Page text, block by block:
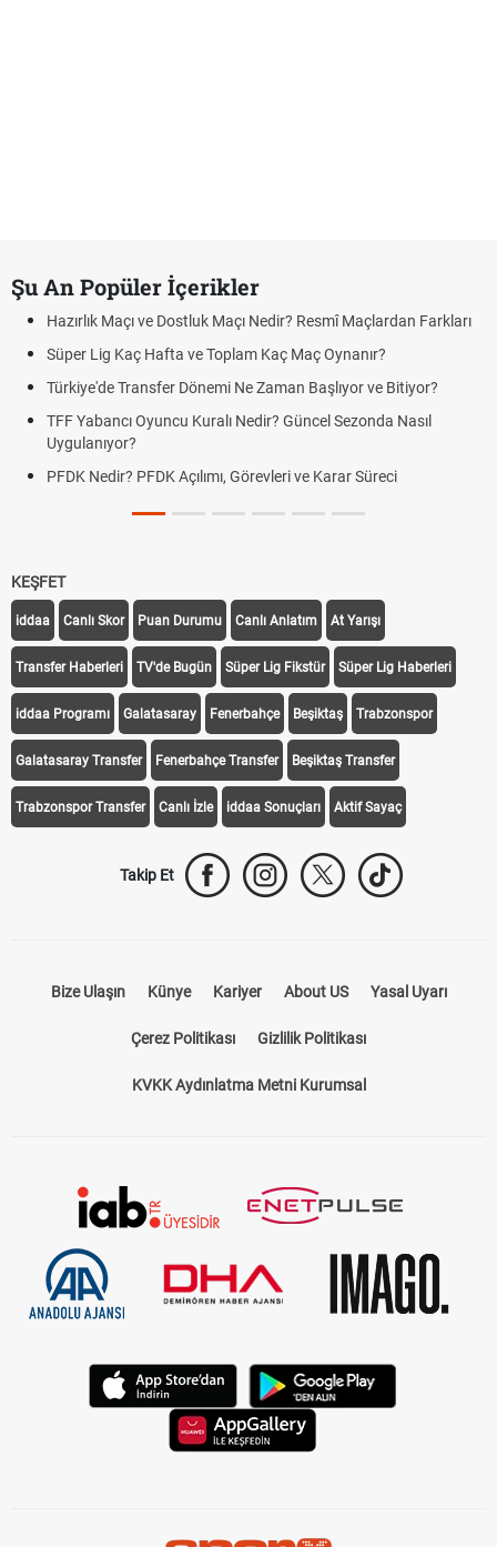
Şu An Popüler İçerikler
Hazırlık Maçı ve Dostluk Maçı Nedir? Resmî Maçlardan Farkları
Süper Lig Kaç Hafta ve Toplam Kaç Maç Oynanır?
Türkiye'de Transfer Dönemi Ne Zaman Başlıyor ve Bitiyor?
TFF Yabancı Oyuncu Kuralı Nedir? Güncel Sezonda Nasıl
Uygulanıyor?
PFDK Nedir? PFDK Açılımı, Görevleri ve Karar Süreci
KEŞFET
iddaa Canlı Skor Puan Durumu Canlı Anlatım At Yarışı
Transfer Haberleri TV'de Bugün Süper Lig Fikstür Süper Lig Haberleri
iddaa Programı Galatasaray Fenerbahçe Beşiktaş Trabzonspor
Galatasaray Transfer Fenerbahçe Transfer Beşiktaş Transfer
Trabzonspor Transfer Canlı İzle iddaa Sonuçları Aktif Sayaç
Takip Et
Bize Ulaşın Künye Kariyer About US Yasal Uyarı
Çerez Politikası Gizlilik Politikası
KVKK Aydınlatma Metni Kurumsal